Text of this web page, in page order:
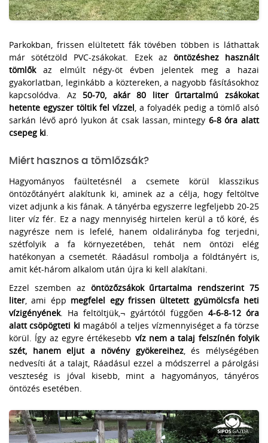
Parkokban, frissen elültetett fák tövében többen is láthattak
már sötétzöld PVC-zsákokat. Ezek az öntözéshez használt
tömlőkaz elmúlt négy-öt évben jelentek meg a hazai
gyakorlatban, leginkább a köztereken, a nagyobb fásításokhoz
kapcsolódva. Az50-70, akár 80 liter űrtartalmú zsákokat
hetente egyszer töltik fel vízzel, a folyadék pedig a tömlő alsó
sarkán lévő apró lyukon át csak lassan, mintegy 6-8 óra alatt
csepeg ki.
Miért hasznos a tömlőzsák?
Hagyományos faültetésnél a csemete körül klasszikus
öntözőtányért alakítunk ki, aminek az a célja, hogy feltöltve
vizet adjunk a kis fának. A tányérba egyszerre legfeljebb 20-25
liter víz fér. Ez a nagy mennyiség hirtelen kerül a tő köré, és
nagyrésze nem is lefelé, hanem oldalirányba fog terjedni,
szétfolyik a fa környezetében, tehát nem öntözi elég
hatékonyan a csemetét. Ráadásul rombolja a földtányért is,
amit két-három alkalom után újra ki kell alakítani.
Ezzel szemben az öntözőzsákok űrtartalma rendszerint 75
liter, ami épp megfelel egy frissen ültetett gyümölcsfa heti
vízigényének. Ha feltöltjük,¬ gyártótól függően 4-6-8-12 óra
alatt csöpögteti ki magából a teljes vízmennyiséget a fa törzse
körül. Így az egyre értékesebb víz nem a talaj felszínén folyik
szét, hanem eljut a növény gyökereihez, és mélységében
nedvesíti át a talajt, Ráadásul ezzel a módszerrel a párolgási
veszteség is jóval kisebb, mint a hagyományos, tányéros
öntözés esetében.